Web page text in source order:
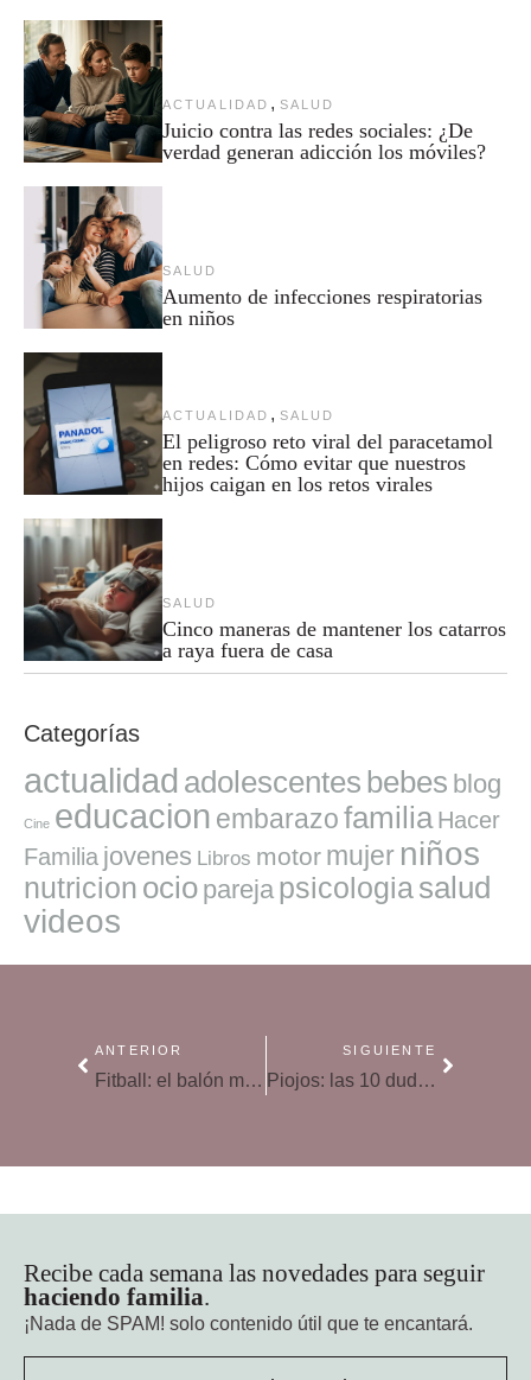
ACTUALIDAD , SALUD
Juicio contra las redes sociales: ¿De
verdad generan adicción los móviles?
SALUD
Aumento de infecciones respiratorias
en niños
ACTUALIDAD , SALUD
El peligroso reto viral del paracetamol
en redes: Cómo evitar que nuestros
hijos caigan en los retos virales
SALUD
Cinco maneras de mantener los catarros
a raya fuera de casa
Categorías
actualidad adolescentes bebes blog
Cine educacion embarazofamilia Hacer
Familia jovenes Libros motor mujer niños
nutricion ocio pareja psicologiasalud
videos
ANTERIOR
Fitball: el balón medicinal que te pone en forma
SIGUIENTE
Piojos: las 10 dudas más frecuentes para eliminarlos
Recibe cada semana las novedades para seguir
haciendo familia.
¡Nada de SPAM! solo contenido útil que te encantará.